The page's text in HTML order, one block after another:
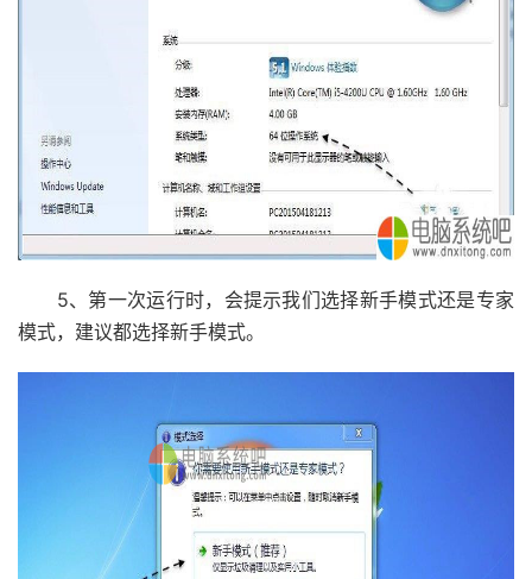
5、第一次运行时，会提示我们选择新手模式还是专家
模式，建议都选择新手模式。